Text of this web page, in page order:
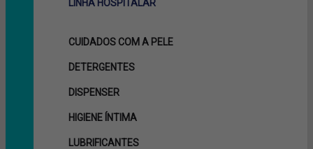
LINHA HOSPITALAR
CUIDADOS COM A PELE
DETERGENTES
DISPENSER
HIGIENE ÍNTIMA
LUBRIFICANTES